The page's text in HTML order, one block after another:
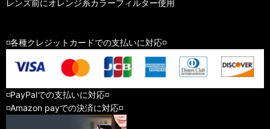
レンズ前にオレンジ系カラーフィルター使用
◽️各種クレジットカードでの支払いに対応◽️
◽️PayPalでの支払いに対応◽️
◽️Amazon payでの決済に対応◽️